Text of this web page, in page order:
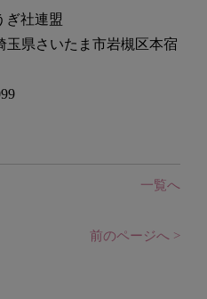
ぎ社連盟
玉県さいたま市岩槻区本宿
一覧へ
前のページへ >